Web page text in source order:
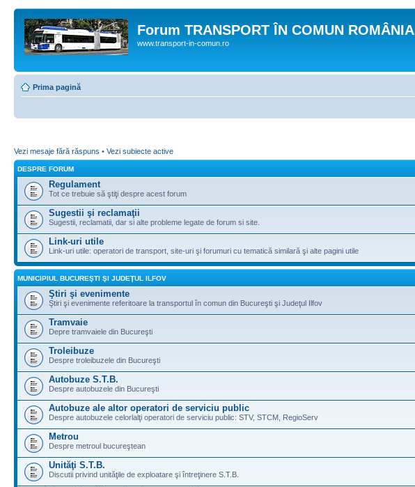
Forum TRANSPORT ÎN COMUN ROMÂNIA
www.transport-in-comun.ro
Prima pagină
Vezi mesaje fără răspuns • Vezi subiecte active
DESPRE FORUM
Regulament
Tot ce trebuie să ştiţi despre acest forum
Sugestii şi reclamaţii
Sugestii, reclamatii, dar si alte probleme legate de forum si site.
Link-uri utile
Link-uri utile: operatori de transport, site-uri şi forumuri cu tematică similară şi alte pagini utile
MUNICIPIUL BUCUREŞTI ŞI JUDEŢUL ILFOV
Ştiri şi evenimente
Ştiri şi evenimente referitoare la transportul în comun din Bucureşti şi Judeţul Ilfov
Tramvaie
Depre tramvaiele din Bucureşti
Troleibuze
Despre troleibuzele din Bucureşti
Autobuze S.T.B.
Despre autobuzele din Bucureşti
Autobuze ale altor operatori de serviciu public
Despre autobuzele celorlalţi operatori de serviciu public: STV, STCM, RegioServ
Metrou
Despre metroul bucureştean
Unităţi S.T.B.
Discutii privind unităţile de exploatare şi întreţinere S.T.B.